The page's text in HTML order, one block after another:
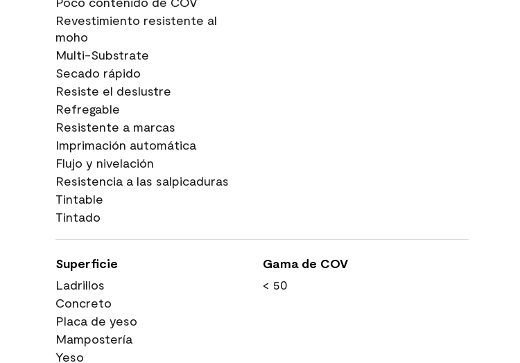
Revestimiento resistente al
moho
Multi-Substrate
Secado rápido
Resiste el deslustre
Refregable
Resistente a marcas
Imprimación automática
Flujo y nivelación
Resistencia a las salpicaduras
Tintable
Tintado
Superficie
Ladrillos
Concreto
Placa de yeso
Mampostería
Yeso
Gama de COV
< 50